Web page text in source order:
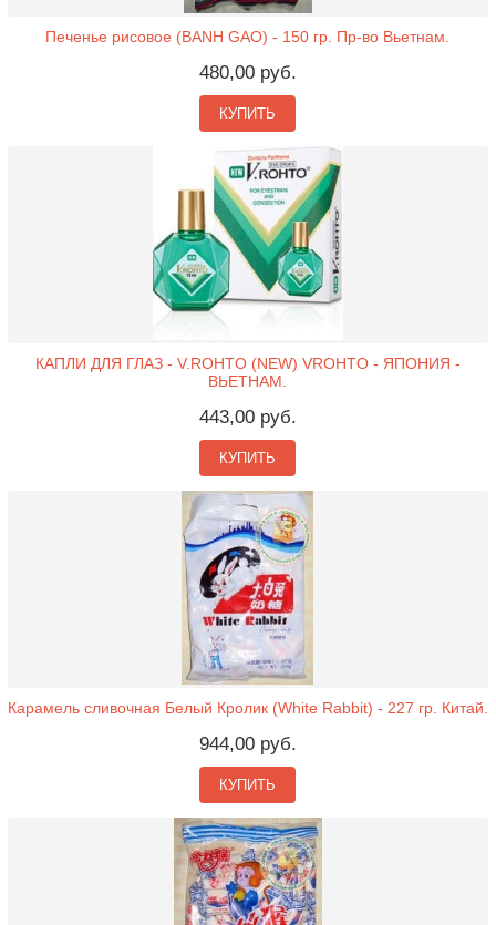
Печенье рисовое (BANH GAO) - 150 гр. Пр-во Вьетнам.
480,00 руб.
КУПИТЬ
КАПЛИ ДЛЯ ГЛАЗ - V.ROHTO (NEW) VROHTO - ЯПОНИЯ -
ВЬЕТНАМ.
443,00 руб.
КУПИТЬ
Карамель сливочная Белый Кролик (White Rabbit) - 227 гр. Китай.
944,00 руб.
КУПИТЬ